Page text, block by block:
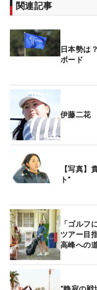
伊藤は2005年5月8日
いる。昨季はポイン
ていた。23年からは
日本勢は谷田侑里香
ル2アンダー・25位
トータル11アンダー
優勝した。
関連記事
日本勢は
ボード
伊藤二花
【写真
ト”
「ゴルフ
ツアー目
高峰への道